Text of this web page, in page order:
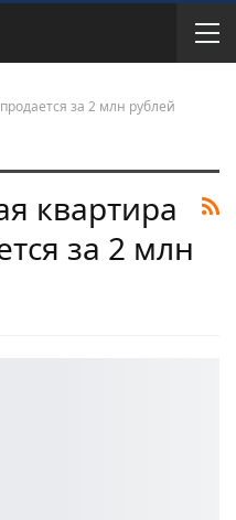
за 2 млн рублей
квартира
за 2 млн